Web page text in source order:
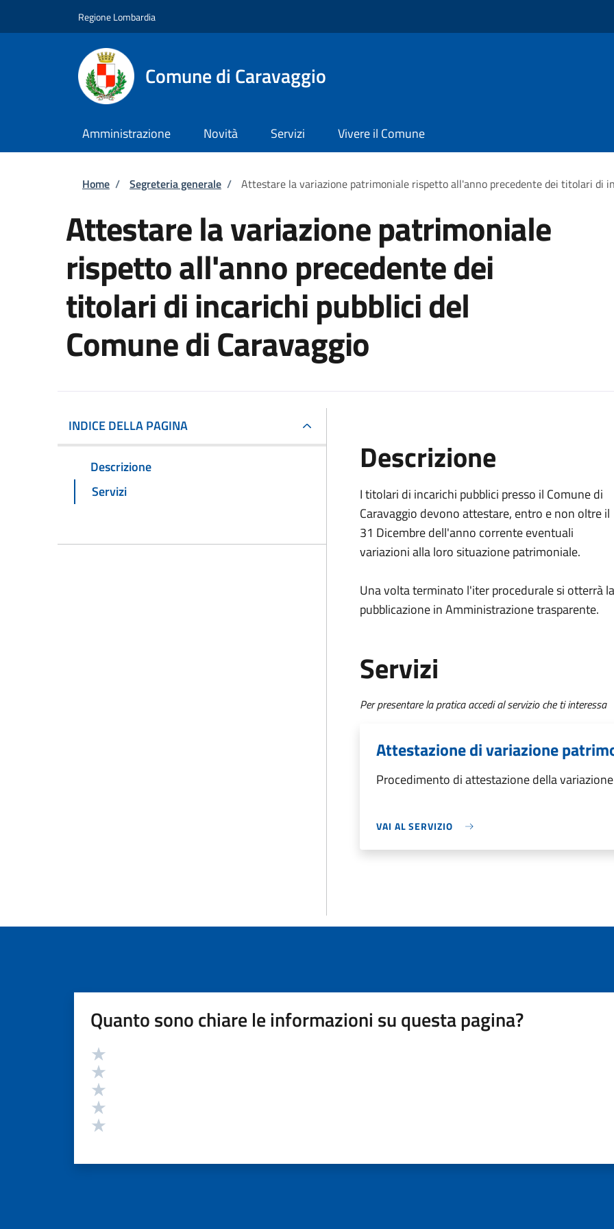
Regione Lombardia
Comune di Caravaggio
Amministrazione Novità Servizi Vivere il Comune
Briciole di pane
Home / Segreteria generale / Attestare la variazione patrimoniale rispetto all'anno precedente dei titolari di
Attestare la variazione patrimoniale
rispetto all'anno precedente dei
titolari di incarichi pubblici del
Comune di Caravaggio
INDICE DELLA PAGINA
Descrizione
Servizi
Descrizione
I titolari di incarichi pubblici presso il Comune di
Caravaggio devono attestare, entro e non oltre il
31 Dicembre dell'anno corrente eventuali
variazioni alla loro situazione patrimoniale.
Una volta terminato l'iter procedurale si otterrà la
pubblicazione in Amministrazione trasparente.
Servizi
Per presentare la pratica accedi al servizio che ti interessa
Attestazione di variazione
Procedimento di attestazione della
VAI AL SERVIZIO
Quanto sono chiare le informazioni su questa pagina?
Valutazione